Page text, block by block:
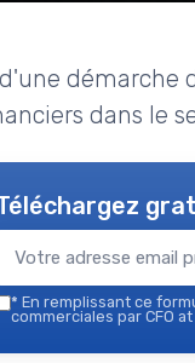
démarche
dans le
* En remplissant ce
commerciales par CFO